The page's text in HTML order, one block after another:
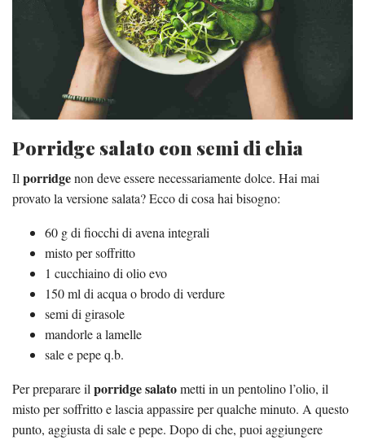
Porridge salato con semi di chia
Ilporridgenon deve essere necessariamente dolce. Hai mai
provato la versione salata? Ecco di cosa hai bisogno:
60 g di fiocchi di avena integrali
misto per soffritto
1 cucchiaino di olio evo
150 ml di acqua o brodo di verdure
semi di girasole
mandorle a lamelle
sale e pepe q.b.
Per preparare ilporridge salatometti in un pentolino l’olio, il
misto per soffritto e lascia appassire per qualche minuto. A questo
punto, aggiusta di sale e pepe. Dopo di che, puoi aggiungere